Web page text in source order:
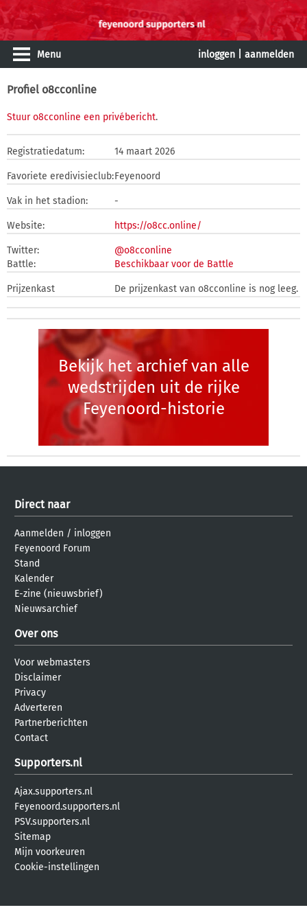
Menu inloggen aanmelden
Profiel o8cconline
Stuur o8cconline een privébericht.
Registratiedatum: 14 maart 2026
Favoriete eredivisieclub:Feyenoord
Vak in het stadion: -
Website: https://o8cc.online/
Twitter:
@o8cconline
Battle:
Beschikbaar voor de Battle
Prijzenkast De prijzenkast van o8cconline is nog leeg.
Bekijk het archief van alle
wedstrijden uit de rijke
Feyenoord-historie
Direct naar
Aanmelden / inloggen
Feyenoord Forum
Stand
Kalender
E-zine (nieuwsbrief)
Nieuwsarchief
Over ons
Voor webmasters
Disclaimer
Privacy
Adverteren
Partnerberichten
Contact
Supporters.nl
Ajax.supporters.nl
Feyenoord.supporters.nl
PSV.supporters.nl
Sitemap
Mijn voorkeuren
Cookie-instellingen